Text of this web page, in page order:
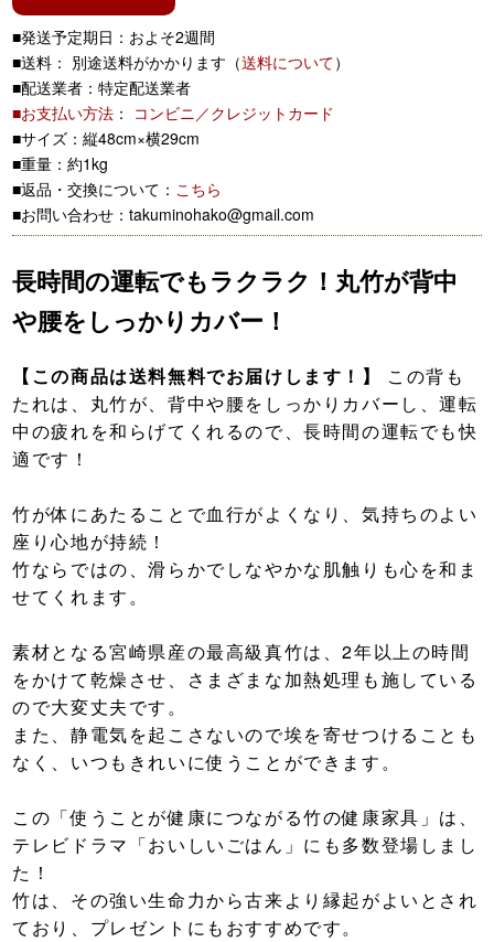
■発送予定期日：およそ2週間
■送料： 別途送料がかかります（送料について）
■配送業者：特定配送業者
■お支払い方法 ： コンビニ／クレジットカード
■サイズ：縦48cm×横29cm
■重量：約1kg
■返品・交換について： こちら
■お問い合わせ：takuminohako@gmail.com
長時間の運転でもラクラク！丸竹が背中
や腰をしっかりカバー！
【この商品は送料無料でお届けします！】
この背も
たれは、丸竹が、背中や腰をしっかりカバーし、運転
中の疲れを和らげてくれるので、長時間の運転でも快
適です！
竹が体にあたることで血行がよくなり、気持ちのよい
座り心地が持続！
竹ならではの、滑らかでしなやかな肌触りも心を和ま
せてくれます。
素材となる宮崎県産の最高級真竹は、2年以上の時間
をかけて乾燥させ、さまざまな加熱処理も施している
ので大変丈夫です。
また、静電気を起こさないので埃を寄せつけることも
なく、いつもきれいに使うことができます。
この「使うことが健康につながる竹の健康家具」は、
テレビドラマ「おいしいごはん」にも多数登場しまし
た！
竹は、その強い生命力から古来より縁起がよいとされ
ており、プレゼントにもおすすめです。